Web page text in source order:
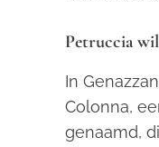
Petruccia
In
Colonna,
genaamd,